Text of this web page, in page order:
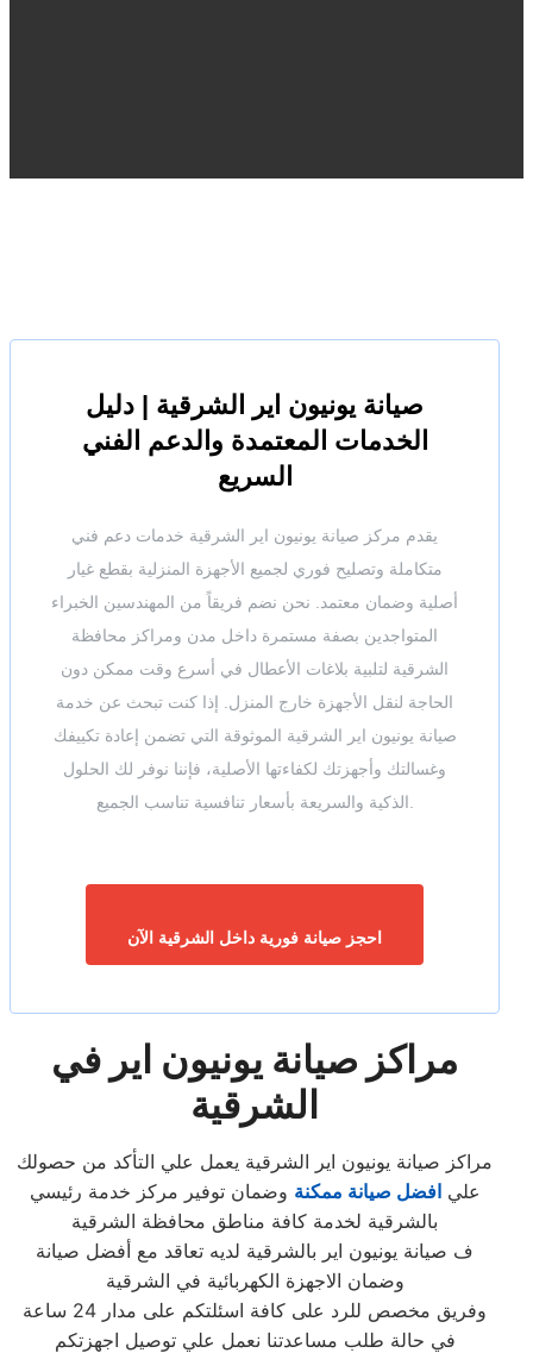
صيانة يونيون اير الشرقية | دليل
الخدمات المعتمدة والدعم الفني
السريع
يقدم مركز صيانة يونيون اير الشرقية خدمات دعم فني
متكاملة وتصليح فوري لجميع الأجهزة المنزلية بقطع غيار
أصلية وضمان معتمد. نحن نضم فريقاً من المهندسين الخبراء
المتواجدين بصفة مستمرة داخل مدن ومراكز محافظة
الشرقية لتلبية بلاغات الأعطال في أسرع وقت ممكن دون
الحاجة لنقل الأجهزة خارج المنزل. إذا كنت تبحث عن خدمة
صيانة يونيون اير الشرقية الموثوقة التي تضمن إعادة تكييفك
وغسالتك وأجهزتك لكفاءتها الأصلية، فإننا نوفر لك الحلول
احجز صيانة فورية داخل الشرقية الآن
مراكز صيانة يونيون اير في
الشرقية
مراكز صيانة يونيون اير الشرقية يعمل علي التأكد من حصولك
عليافضل صيانة ممكنة وضمان توفير مركز خدمة رئيسي
بالشرقية لخدمة كافة مناطق محافظة الشرقية
ف صيانة يونيون اير بالشرقية لديه تعاقد مع أفضل صيانة
وضمان الاجهزة الكهربائية في الشرقية
وفريق مخصص للرد على كافة اسئلتكم على مدار 24 ساعة
في حالة طلب مساعدتنا نعمل علي توصيل اجهزتكم